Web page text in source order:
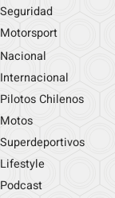
Seguridad
Motorsport
Nacional
Internacional
Pilotos Chilenos
Motos
Superdeportivos
Lifestyle
Podcast